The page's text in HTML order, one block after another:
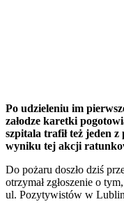
Po udzieleniu im
załodze karetki
szpitala trafił też jeden
wyniku tej akcji
Do pożaru doszło dziś
otrzymał zgłoszenie o
ul. Pozytywistów w